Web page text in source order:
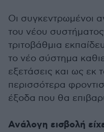
Οι συγκεντρωμένοι
του νέου
τριτοβάθμια
το νέο σύστημα
εξετάσεις και ως εκ
περισσότερα
έξοδα που θα
Ανάλογη εισβολή